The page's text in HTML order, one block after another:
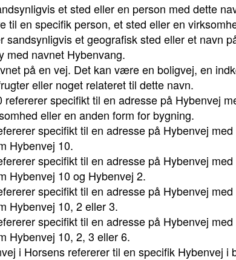
et sted eller en person med dette
en specifik person, et sted eller en
sandsynligvis et geografisk sted eller et navn
med navnet Hybenvang.
på en vej. Det kan være en boligvej, en
eller noget relateret til dette navn.
specifikt til en adresse på Hybenvej
eller en anden form for bygning.
specifikt til en adresse på Hybenvej
Hybenvej 10.
specifikt til en adresse på Hybenvej
Hybenvej 10 og Hybenvej 2.
specifikt til en adresse på Hybenvej
Hybenvej 10, 2 eller 3.
specifikt til en adresse på Hybenvej
Hybenvej 10, 2, 3 eller 6.
i Horsens refererer til en specifik Hybenvej